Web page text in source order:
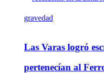
Las Varas logró
pertenecían al